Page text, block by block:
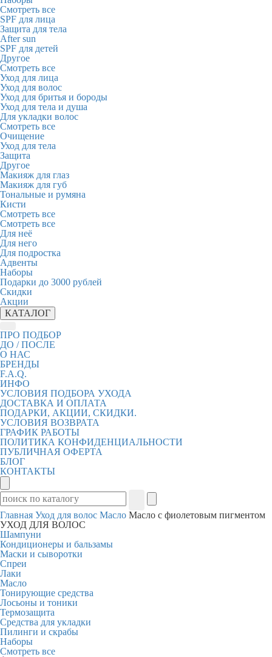
Смотреть все
SPF для лица
Защита для тела
After sun
SPF для детей
Другое
Смотреть все
Уход для лица
Уход для волос
Уход для бритья и бороды
Уход для тела и душа
Для укладки волос
Смотреть все
Очищение
Уход для тела
Защита
Другое
Макияж для глаз
Макияж для губ
Тональные и румяна
Кисти
Смотреть все
Смотреть все
Для неё
Для него
Для подростка
Адвенты
Наборы
Подарки до 3000 рублей
Скидки
Акции
КАТАЛОГ
ПРО ПОДБОР
ДО / ПОСЛЕ
О НАС
БРЕНДЫ
F.A.Q.
ИНФО
УСЛОВИЯ ПОДБОРА УХОДА
ДОСТАВКА И ОПЛАТА
ПОДАРКИ, АКЦИИ, СКИДКИ.
УСЛОВИЯ ВОЗВРАТА
ГРАФИК РАБОТЫ
ПОЛИТИКА КОНФИДЕНЦИАЛЬНОСТИ
ПУБЛИЧНАЯ ОФЕРТА
БЛОГ
КОНТАКТЫ
Главная Уход для волос Масло Масло с фиолетовым пигментом
УХОД ДЛЯ ВОЛОС
Шампуни
Кондиционеры и бальзамы
Маски и сыворотки
Спреи
Лаки
Масло
Тонирующие средства
Лосьоны и тоники
Термозащита
Средства для укладки
Пилинги и скрабы
Наборы
Смотреть все